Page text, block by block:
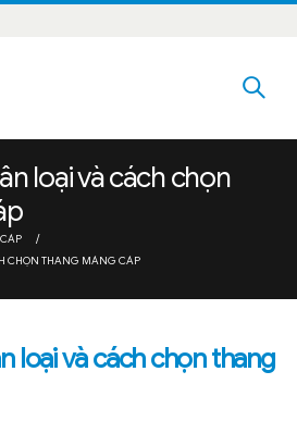
loại và cách chọn
CHỌN THANG MÁNG CÁP
loại và cách chọn thang